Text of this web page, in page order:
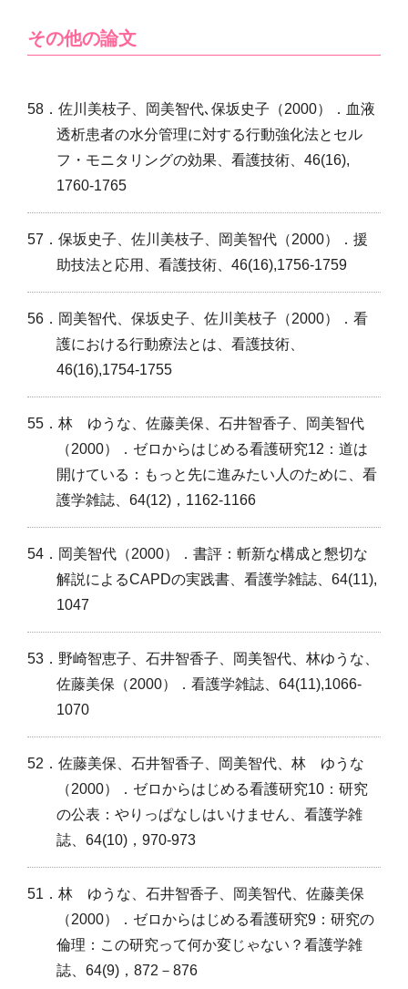
その他の論文
58．佐川美枝子、岡美智代､保坂史子（2000）．血液
透析患者の水分管理に対する行動強化法とセル
フ・モニタリングの効果、看護技術、46(16),
1760-1765
57．保坂史子、佐川美枝子、岡美智代（2000）．援
助技法と応用、看護技術、46(16),1756-1759
56．岡美智代、保坂史子、佐川美枝子（2000）．看
護における行動療法とは、看護技術、
46(16),1754-1755
55．林 ゆうな、佐藤美保、石井智香子、岡美智代
（2000）．ゼロからはじめる看護研究12：道は
開けている：もっと先に進みたい人のために、看
護学雑誌、64(12)，1162-1166
54．岡美智代（2000）．書評：斬新な構成と懇切な
解説によるCAPDの実践書、看護学雑誌、64(11),
1047
53．野崎智恵子、石井智香子、岡美智代、林ゆうな、
佐藤美保（2000）．看護学雑誌、64(11),1066-
1070
52．佐藤美保、石井智香子、岡美智代、林 ゆうな
（2000）．ゼロからはじめる看護研究10：研究
の公表：やりっぱなしはいけません、看護学雑
誌、64(10)，970-973
51．林 ゆうな、石井智香子、岡美智代、佐藤美保
（2000）．ゼロからはじめる看護研究9：研究の
倫理：この研究って何か変じゃない？看護学雑
誌、64(9)，872－876